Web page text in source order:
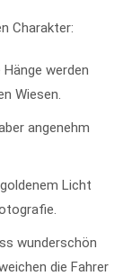
Charakter:
werden
Wiesen.
angenehm
Licht
wunderschön
die Fahrer